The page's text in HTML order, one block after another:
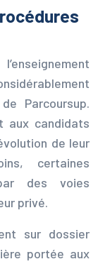
Parcoursup.
aux candidats
de leur
certaines
des voies
privé.
sur dossier
portée aux